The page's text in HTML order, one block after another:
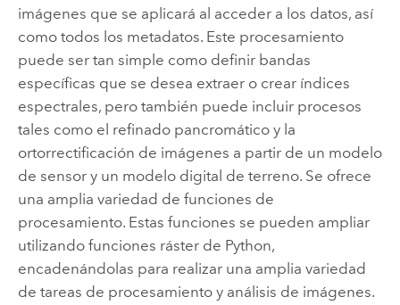
imágenes que se aplicará al acceder a los datos, así
como todos los metadatos. Este procesamiento
puede ser tan simple como definir bandas
específicas que se desea extraer o crear índices
espectrales, pero también puede incluir procesos
tales como el refinado pancromático y la
ortorrectificación de imágenes a partir de un modelo
de sensor y un modelo digital de terreno. Se ofrece
una amplia variedad de funciones de
procesamiento. Estas funciones se pueden ampliar
utilizando funciones ráster de Python,
encadenándolas para realizar una amplia variedad
de tareas de procesamiento y análisis de imágenes.